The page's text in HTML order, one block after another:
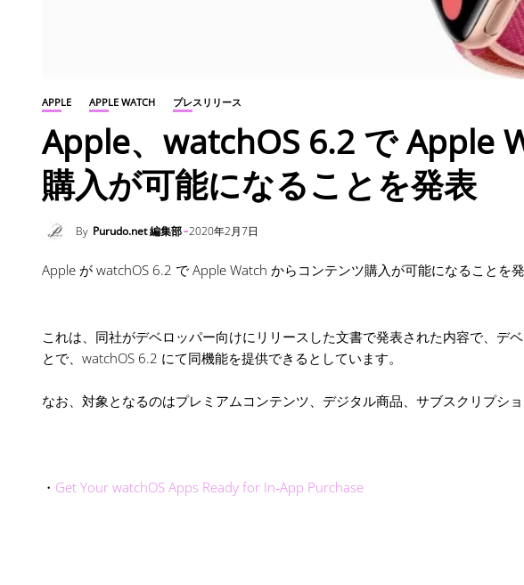
APPLE APPLE WATCH プレスリリース
Apple、watchOS 6.2 で Apple
購入が可能になることを発表
By Purudo.net 編集部 2020年2月7日
Apple が watchOS 6.2 で Apple Watch からコンテンツ購入が可能になることを発
これは、同社がデベロッパー向けにリリースした文書で発表された内容で、デ
とで、watchOS 6.2 にて同機能を提供できるとしています。
なお、対象となるのはプレミアムコンテンツ、デジタル商品、サブスクリプショ
・ Get Your watchOS Apps Ready for In‑App Purchase